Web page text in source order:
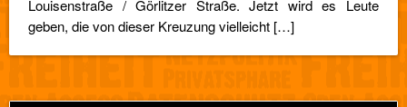
Louisenstraße / Görlitzer Straße. Jetzt wird es Leute
geben, die von dieser Kreuzung vielleicht […]